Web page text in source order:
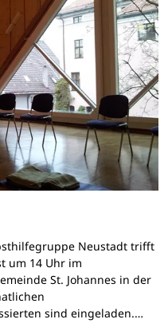
Neustadt trifft
um 14 Uhr im
St. Johannes in der
sind eingeladen.…